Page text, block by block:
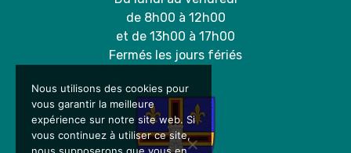
de 8h00 à 12h00
et de 13h00 à 17h00
Fermés les jours fériés
Nous utilisons des cookies pour
vous garantir la meilleure
expérience sur notre site web. Si
vous continuez à utiliser ce site,